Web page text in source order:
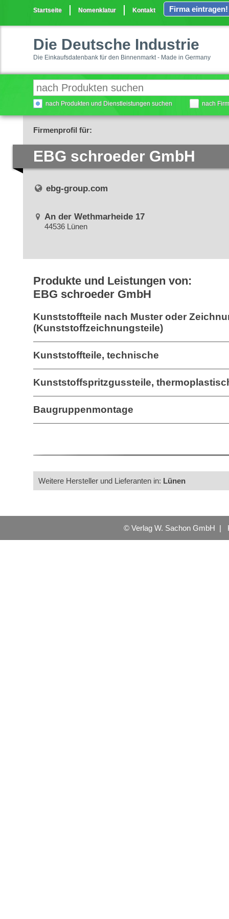
Startseite Nomenklatur Kontakt Firma eintragen!
Die Deutsche Industrie
Die Einkaufsdatenbank für den Binnenmarkt - Made in Germany
nach Produkten und Dienstleistungen suchen nach
Firmenprofil für:
EBG schroeder GmbH
ebg-group.com
An der Wethmarheide 17
44536 Lünen
Produkte und Leistungen von:
EBG schroeder GmbH
Kunststoffteile nach Muster oder
(Kunststoffzeichnungsteile)
Kunststoffteile, technische
Kunststoffspritzgussteile,
Baugruppenmontage
Weitere Hersteller und Lieferanten in: Lünen
© Verlag W. Sachon GmbH |